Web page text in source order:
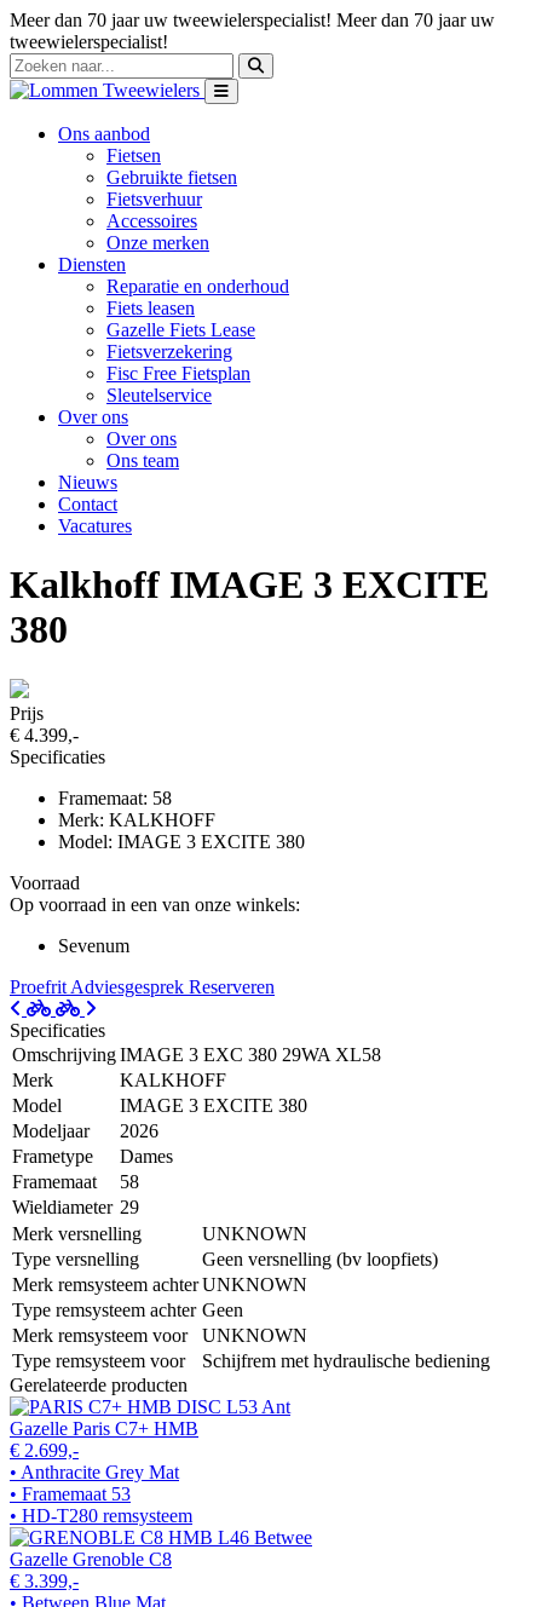
Meer dan 70 jaar uw tweewielerspecialist! Meer dan 70 jaar uw
tweewielerspecialist!
Ons aanbod
Fietsen
Gebruikte fietsen
Fietsverhuur
Accessoires
Onze merken
Diensten
Reparatie en onderhoud
Fiets leasen
Gazelle Fiets Lease
Fietsverzekering
Fisc Free Fietsplan
Sleutelservice
Over ons
Over ons
Ons team
Nieuws
Contact
Vacatures
Kalkhoff IMAGE 3 EXCITE
380
Prijs
€ 4.399,-
Specificaties
Framemaat: 58
Merk: KALKHOFF
Model: IMAGE 3 EXCITE 380
Voorraad
Op voorraad in een van onze winkels:
Sevenum
Proefrit Adviesgesprek Reserveren
Specificaties
OmschrijvingIMAGE 3 EXC 380 29WA XL58
Merk
KALKHOFF
Model
IMAGE 3 EXCITE 380
Modeljaar
2026
Frametype
Dames
Framemaat
58
Wieldiameter 29
Merk versnelling
UNKNOWN
Type versnelling
Geen versnelling (bv loopfiets)
Merk remsysteem achterUNKNOWN
Type remsysteem achter Geen
Merk remsysteem voor
UNKNOWN
Type remsysteem voor
Schijfrem met hydraulische bediening
Gerelateerde producten
Gazelle Paris C7+ HMB
€ 2.699,-
• Anthracite Grey Mat
• Framemaat 53
• HD-T280 remsysteem
Gazelle Grenoble C8
€ 3.399,-
• Between Blue Mat